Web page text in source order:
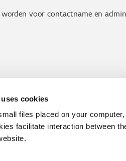
cookies
files placed on your
facilitate interaction between
voor contactname en